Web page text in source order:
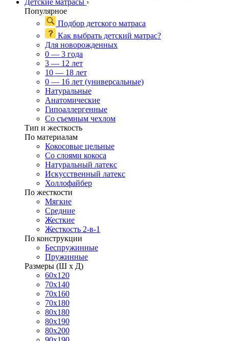
Детские матрасы ›
Популярное
Подбор детского матраса
Как выбрать детский матрас?
Для новорожденных
0 — 3 года
3 — 12 лет
10 — 18 лет
0 — 16 лет (универсальные)
Натуральные
Анатомические
Гипоаллергенные
Со съемным чехлом
Тип и жесткость
По материалам
Кокосовые цельные
Со слоями кокоса
Натуральный латекс
Искусственный латекс
Холлофайбер
По жесткости
Мягкие
Средние
Жесткие
Жесткость 2-в-1
По конструкции
Беспружинные
Пружинные
Размеры (Ш х Д)
60х120
70х140
70х160
70х180
80х180
80х190
80х200